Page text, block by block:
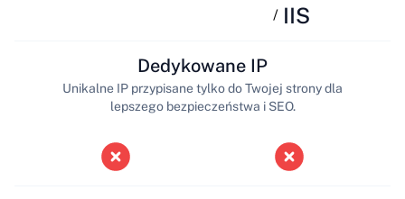
/ IIS
Dedykowane IP
Unikalne IP przypisane tylko do Twojej strony dla
lepszego bezpieczeństwa i SEO.